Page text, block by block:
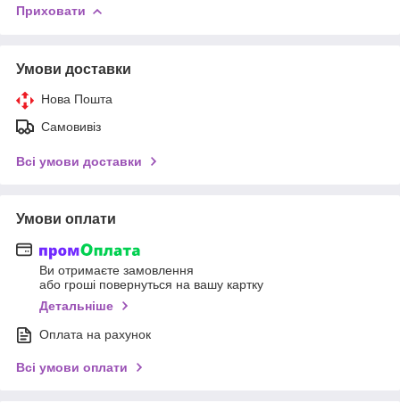
Приховати
Умови доставки
Нова Пошта
Самовивіз
Всі умови доставки
Умови оплати
Ви отримаєте замовлення
або гроші повернуться на вашу картку
Детальніше
Оплата на рахунок
Всі умови оплати